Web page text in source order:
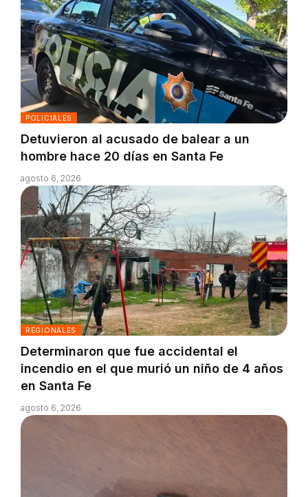
POLICIALES
Detuvieron al acusado de balear a un
hombre hace 20 días en Santa Fe
agosto 6, 2026
REGIONALES
Determinaron que fue accidental el
incendio en el que murió un niño de 4 años
en Santa Fe
agosto 6, 2026